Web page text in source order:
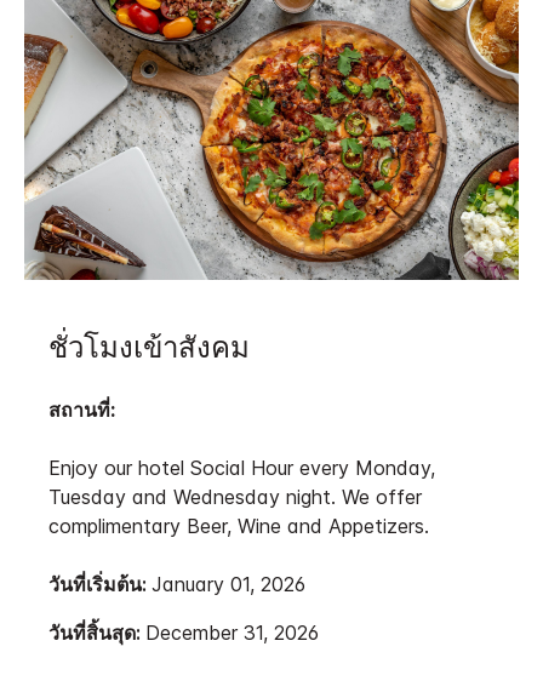
ชั่วโมงเข้าสังคม
สถานที่:
Enjoy our hotel Social Hour every Monday,
Tuesday and Wednesday night. We offer
complimentary Beer, Wine and Appetizers.
วันที่เริ่มต้น: January 01, 2026
วันที่สิ้นสุด: December 31, 2026